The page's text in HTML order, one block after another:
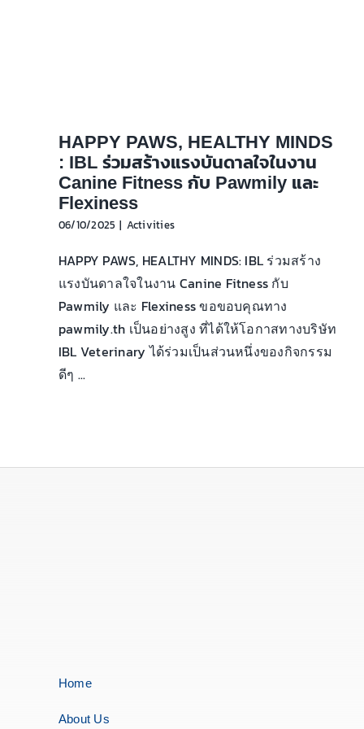
HAPPY PAWS, HEALTHY MINDS
: IBL ร่วมสร้างแรงบันดาลใจในงาน
Canine Fitness กับ Pawmily และ
Flexiness
06/10/2025 | Activities
HAPPY PAWS, HEALTHY MINDS: IBL ร่วมสร้าง
แรงบันดาลใจในงาน Canine Fitness กับ
Pawmily และ Flexiness ขอขอบคุณทาง
pawmily.th เป็นอย่างสูง ที่ได้ให้โอกาสทางบริษัท
IBL Veterinary ได้ร่วมเป็นส่วนหนึ่งของกิจกรรม
ดีๆ ...
Home
About Us